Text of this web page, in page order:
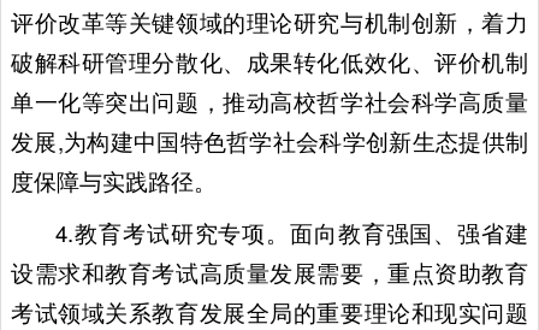
评价改革等关键领域的理论研究与机制创新，着力
破解科研管理分散化、成果转化低效化、评价机制
单一化等突出问题，推动高校哲学社会科学高质量
发展,为构建中国特色哲学社会科学创新生态提供制
度保障与实践路径。
4.教育考试研究专项。面向教育强国、强省建
设需求和教育考试高质量发展需要，重点资助教育
考试领域关系教育发展全局的重要理论和现实问题